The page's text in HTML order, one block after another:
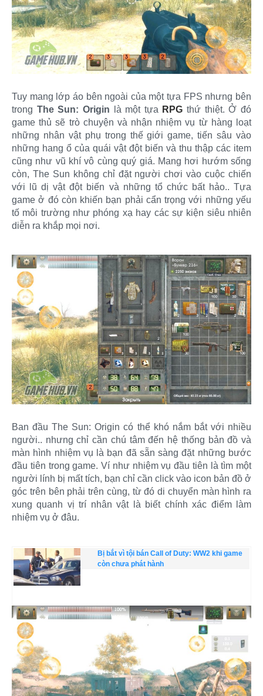
Tuy mang lớp áo bên ngoài của một tựa FPS nhưng bên
trong The Sun: Origin là một tựa RPG thứ thiệt. Ở đó
game thủ sẽ trò chuyện và nhận nhiệm vụ từ hàng loạt
những nhân vật phụ trong thế giới game, tiến sâu vào
những hang ổ của quái vật đột biến và thu thập các item
cũng như vũ khí vô cùng quý giá. Mang hơi hướm sống
còn, The Sun không chỉ đặt người chơi vào cuộc chiến
với lũ dị vật đột biến và những tổ chức bất hảo.. Tựa
game ở đó còn khiến bạn phải cẩn trọng với những yếu
tố môi trường như phóng xạ hay các sự kiện siêu nhiên
diễn ra khắp mọi nơi.
Ban đầu The Sun: Origin có thể khó nắm bắt với nhiều
người.. nhưng chỉ cần chú tâm đến hệ thống bản đồ và
màn hình nhiệm vụ là bạn đã sẵn sàng đặt những bước
đầu tiên trong game. Ví như nhiệm vụ đầu tiên là tìm một
người lính bị mất tích, bạn chỉ cần click vào icon bản đồ ở
góc trên bên phải trên cùng, từ đó di chuyển màn hình ra
xung quanh vị trí nhân vật là biết chính xác điểm làm
nhiệm vụ ở đâu.
Bị bắt vì tội bán Call of Duty: WW2 khi game
còn chưa phát hành